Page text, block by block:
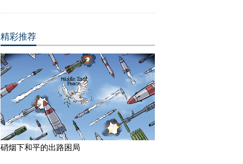
精彩推荐
硝烟下和平的出路困局